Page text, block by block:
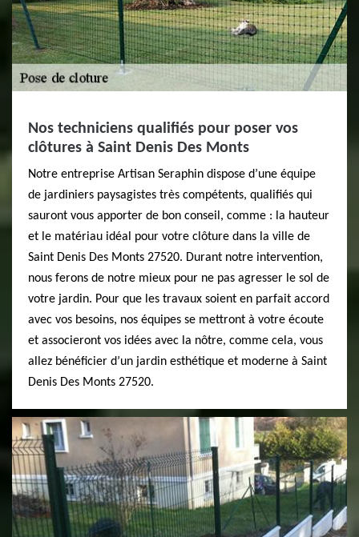
Nos techniciens qualifiés pour poser vos
clôtures à Saint Denis Des Monts
Notre entreprise Artisan Seraphin dispose d’une équipe
de jardiniers paysagistes très compétents, qualifiés qui
sauront vous apporter de bon conseil, comme : la hauteur
et le matériau idéal pour votre clôture dans la ville de
Saint Denis Des Monts 27520. Durant notre intervention,
nous ferons de notre mieux pour ne pas agresser le sol de
votre jardin. Pour que les travaux soient en parfait accord
avec vos besoins, nos équipes se mettront à votre écoute
et associeront vos idées avec la nôtre, comme cela, vous
allez bénéficier d’un jardin esthétique et moderne à Saint
Denis Des Monts 27520.